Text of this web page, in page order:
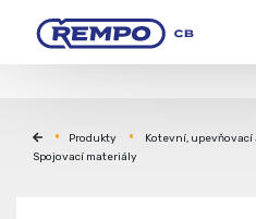
Produkty
Kotevní,
Spojovací materiály